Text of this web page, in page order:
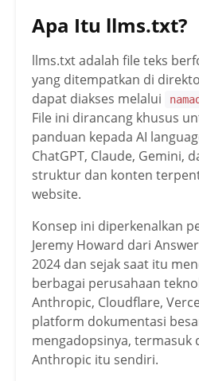
Apa Itu llms.txt?
llms.txt adalah file teks
yang ditempatkan di
dapat diakses melalui
File ini dirancang khusus
panduan kepada AI
ChatGPT, Claude, Gemini,
struktur dan konten
website.
Konsep ini diperkenalkan
Jeremy Howard dari
2024 dan sejak saat itu
berbagai perusahaan
Anthropic, Cloudflare,
platform dokumentasi
mengadopsinya, termasuk
Anthropic itu sendiri.